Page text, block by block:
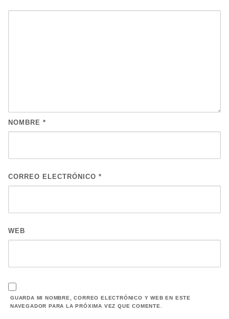
NOMBRE *
CORREO ELECTRÓNICO *
WEB
GUARDA MI NOMBRE, CORREO ELECTRÓNICO Y WEB EN ESTE
NAVEGADOR PARA LA PRÓXIMA VEZ QUE COMENTE.